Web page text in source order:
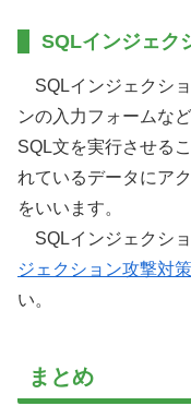
SQLインジェク
SQLインジェクシ
ンの入力フォームな
SQL文を実行させる
れているデータにア
をいいます。
SQLインジェクシ
ジェクション攻撃対
い。
まとめ